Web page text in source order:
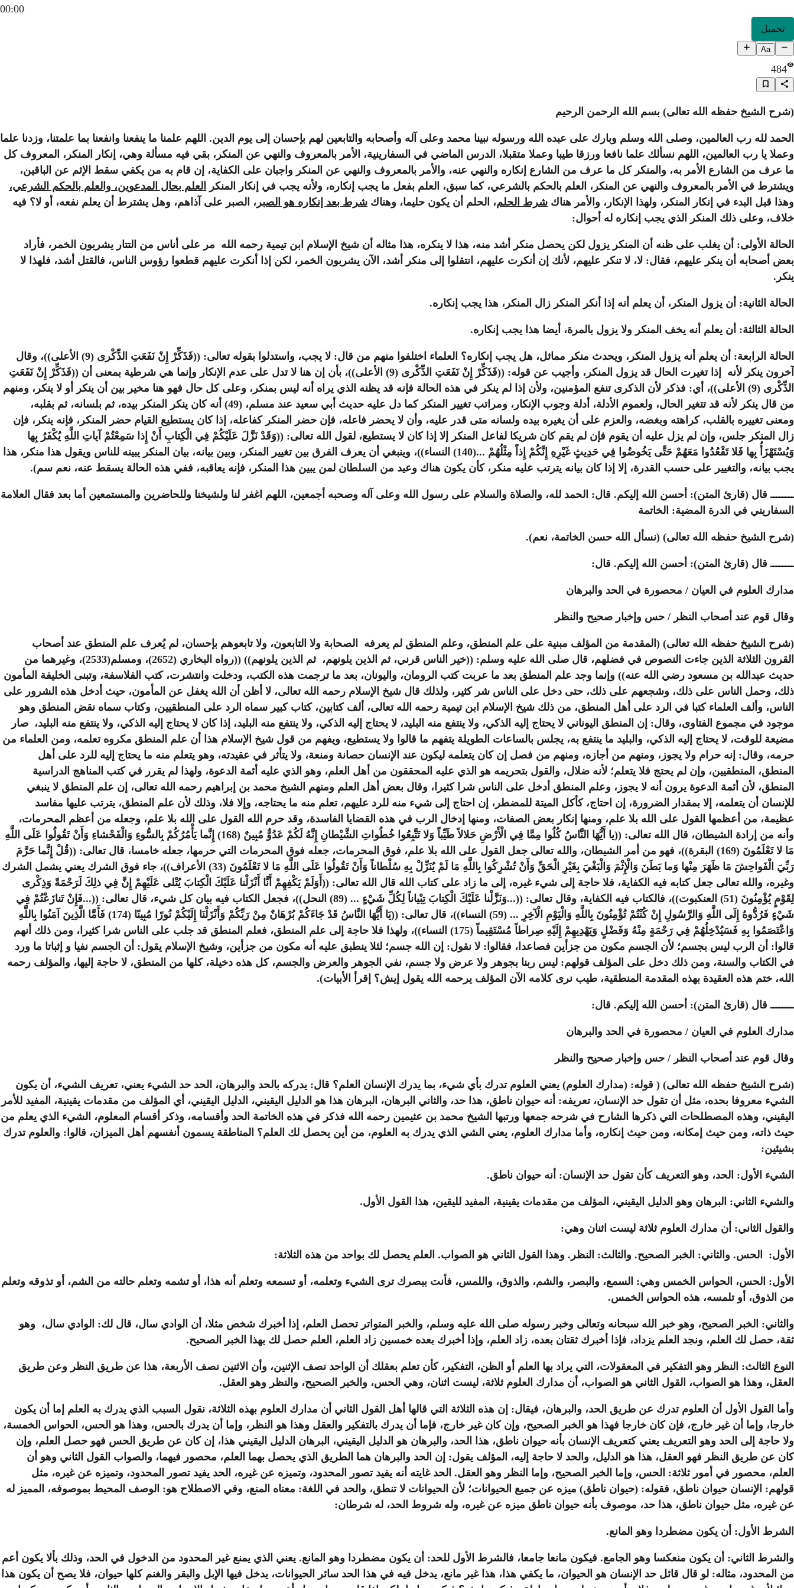
00:00
تحميل
Aa
484
(شرح الشيخ حفظه الله تعالى) بسم الله الرحمن الرحيم
الحمد لله رب العالمين، وصلى الله وسلم وبارك على عبده الله ورسوله نبينا محمد وعلى آله وأصحابه والتابعين لهم بإحسان إلى يوم الدين. اللهم علمنا ما ينفعنا وانفعنا بما علمتنا، وزدنا علما
وعملا يا رب العالمين، اللهم نسألك علما نافعا ورزقا طيبا وعملا متقبلا، الدرس الماضي في السفارينية، الأمر بالمعروف والنهي عن المنكر، بقي فيه مسألة وهي، إنكار المنكر، المعروف كل
ما عرف من الشارع الأمر به، والمنكر كل ما عرف من الشارع إنكاره والنهي عنه، والأمر بالمعروف والنهي عن المنكر واجبان على الكفاية، إن قام به من يكفي سقط الإثم عن الباقين،
ويشترط في الأمر بالمعروف والنهي عن المنكر، العلم بالحكم بالشرعي، كما سبق، العلم بفعل ما يجب إنكاره، ولأنه يجب في إنكار المنكر
العلم بحال المدعوين، والعلم بالحكم الشرعي،
وهذا قبل البدء في إنكار المنكر، ولهذا الإنكار، والأمر هناك شرط الحلم، الحلم أن يكون حليما، وهناك شرط بعد إنكاره هو الصبر ، الصبر على آذاهم، وهل يشترط أن يعلم نفعه، أو لا؟ فيه
خلاف، وعلى ذلك المنكر الذي يجب إنكاره له أحوال:
الحالة الأولى: أن يغلب على ظنه أن المنكر يزول لكن يحصل منكر أشد منه، هذا لا ينكره، هذا مثاله أن شيخ الإسلام ابن تيمية رحمه الله مر على أناس من التتار يشربون الخمر، فأراد
بعض أصحابه أن ينكر عليهم، فقال: لا، لا تنكر عليهم، لأنك إن أنكرت عليهم، انتقلوا إلى منكر أشد، الآن يشربون الخمر، لكن إذا أنكرت عليهم قطعوا رؤوس الناس، فالقتل أشد، فلهذا لا
ينكر.
الحالة الثانية: أن يزول المنكر، أن يعلم أنه إذا أنكر المنكر زال المنكر، هذا يجب إنكاره.
الحالة الثالثة: أن يعلم أنه يخف المنكر ولا يزول بالمرة، أيضا هذا يجب إنكاره.
الحالة الرابعة: أن يعلم أنه يزول المنكر، ويحدث منكر مماثل، هل يجب إنكاره؟ العلماء اختلفوا منهم من قال: لا يجب، واستدلوا بقوله تعالى: ((فَذَكِّرْ إِنْ نَفَعَتِ الذِّكْرى (9) الأعلى))، وقال
آخرون ينكر لأنه
إذا تغيرت الحال قد يزول المنكر، وأجيب عن قوله: ((فَذَكِّرْ إِنْ نَفَعَتِ الذِّكْرى (9) الأعلى))، بأن إن هنا لا تدل على عدم الإنكار وإنما هي شرطية بمعنى أن ((فَذَكِّرْ إِنْ نَفَعَتِ
الذِّكْرى (9) الأعلى))، أي: فذكر لأن الذكرى تنفع المؤمنين، ولأن إذا لم ينكر في هذه الحالة فإنه قد يظنه الذي يراه أنه ليس بمنكر، وعلى كل حال فهو هنا مخير بين أن ينكر أو لا ينكر، ومنهم
من قال ينكر لأنه قد تتغير الحال، ولعموم الأدلة، أدلة وجوب الإنكار، ومراتب تغيير المنكر كما دل عليه حديث أبي سعيد عند مسلم، (49) أنه كان ينكر المنكر بيده، ثم بلسانه، ثم بقلبه،
ومعنى تغييره بالقلب، كراهته وبغضه، والعزم على أن يغيره بيده ولسانه متى قدر عليه، وأن لا يحضر فاعله، فإن حضر المنكر كفاعله، إذا كان يستطيع القيام حضر المنكر، فإنه ينكر، فإن
زال المنكر جلس، وإن لم يزل عليه أن يقوم فإن لم يقم كان شريكا لفاعل المنكر إلا إذا كان لا يستطيع، لقول الله تعالى: ((وَقَدْ نَزَّلَ عَلَيْكُمْ فِي الْكِتابِ أَنْ إِذا سَمِعْتُمْ آياتِ اللَّهِ يُكْفَرُ بِها
وَيُسْتَهْزَأُ بِها فَلا تَقْعُدُوا مَعَهُمْ حَتَّى يَخُوضُوا فِي حَدِيثٍ غَيْرِهِ إِنَّكُمْ إِذاً مِثْلُهُمْ ...(140) النساء))، وينبغي أن يعرف الفرق بين تغيير المنكر، وبين بيانه، بيان المنكر يبينه للناس ويقول هذا منكر، هذا
يجب بيانه، والتغيير على حسب القدرة، إلا إذا كان بيانه يترتب عليه منكر، كأن يكون هناك وعيد من السلطان لمن يبين هذا المنكر، فإنه يعاقبه، ففي هذه الحالة يسقط عنه، نعم سم).
ــــــــ قال (قارئ المتن): أحسن الله إليكم. قال: الحمد لله، والصلاة والسلام على رسول الله وعلى آله وصحبه أجمعين، اللهم اغفر لنا ولشيخنا وللحاضرين والمستمعين أما بعد فقال العلامة
السفاريني في الدرة المضية: الخاتمة
(شرح الشيخ حفظه الله تعالى) (نسأل الله حسن الخاتمة، نعم).
ــــــــ قال (قارئ المتن): أحسن الله إليكم. قال:
مدارك العلوم في العيان / محصورة في الحد والبرهان
وقال قوم عند أصحاب النظر / حس وإخبار صحيح والنظر
(شرح الشيخ حفظه الله تعالى) (المقدمة من المؤلف مبنية على علم المنطق، وعلم المنطق لم يعرفه الصحابة ولا التابعون، ولا تابعوهم بإحسان، لم يُعرف علم المنطق عند أصحاب
القرون الثلاثة الذين جاءت النصوص في فضلهم، قال صلى الله عليه وسلم: ((خير الناس قرني، ثم الذين يلونهم، ثم الذين يلونهم)) ((رواه البخاري (2652)، ومسلم(2533)، وغيرهما من
حديث عبدالله بن مسعود رضي الله عنه)) وإنما وجد علم المنطق بعد ما عربت كتب الرومان، واليونان، بعد ما ترجمت هذه الكتب، ودخلت وانتشرت، كتب الفلاسفة، وتبنى الخليفة المأمون
ذلك، وحمل الناس على ذلك، وشجعهم على ذلك، حتى دخل على الناس شر كثير، ولذلك قال شيخ الإسلام رحمه الله تعالى، لا أظن أن الله يغفل عن المأمون، حيث أدخل هذه الشرور على
الناس، وألف العلماء كتبا في الرد على أهل المنطق، من ذلك شيخ الإسلام ابن تيمية رحمه الله تعالى، ألف كتابين، كتاب كبير سماه الرد على المنطقيين، وكتاب سماه نقض المنطق وهو
موجود في مجموع الفتاوى، وقال: إن المنطق اليوناني لا يحتاج إليه الذكي، ولا ينتفع منه البليد، لا يحتاج إليه الذكي، ولا ينتفع منه البليد، إذا كان لا يحتاج إليه الذكي، ولا ينتفع منه البليد، صار
مضيعة للوقت، لا يحتاج إليه الذكي، والبليد ما ينتفع به، يجلس بالساعات الطويلة يتفهم ما قالوا ولا يستطيع، ويفهم من قول شيخ الإسلام هذا أن علم المنطق مكروه تعلمه، ومن العلماء من
حرمه، وقال: إنه حرام ولا يجوز، ومنهم من أجازه، ومنهم من فصل إن كان يتعلمه ليكون عند الإنسان حصانة ومنعة، ولا يتأثر في عقيدته، وهو يتعلم منه ما يحتاج إليه للرد على أهل
المنطق، المنطقيين، وإن لم يحتج فلا يتعلم؛ لأنه ضلال، والقول بتحريمه هو الذي عليه المحققون من أهل العلم، وهو الذي عليه أئمة الدعوة، ولهذا لم يقرر في كتب المناهج الدراسية
المنطق، لأن أئمة الدعوة يرون أنه لا يجوز، وعلم المنطق أدخل على الناس شرا كثيرا، وقال بعض أهل العلم ومنهم الشيخ محمد بن إبراهيم رحمه الله تعالى، إن علم المنطق لا ينبغي
للإنسان أن يتعلمه، إلا بمقدار الضرورة، إن احتاج، كأكل الميتة للمضطر، إن احتاج إلى شيء منه للرد عليهم، تعلم منه ما يحتاجه، وإلا فلا، وذلك لأن علم المنطق، يترتب عليها مفاسد
عظيمة، من أعظمها القول على الله بلا علم، ومنها إنكار بعض الصفات، ومنها إدخال الرب في هذه القضايا الفاسدة، وقد حرم الله القول على الله بلا علم، وجعله من أعظم المحرمات،
وأنه من إرادة الشيطان، قال الله تعالى: ((يا أَيُّهَا النَّاسُ كُلُوا مِمَّا فِي الْأَرْضِ حَلالاً طَيِّباً وَلا تَتَّبِعُوا خُطُواتِ الشَّيْطانِ إِنَّهُ لَكُمْ عَدُوٌّ مُبِينٌ (168) إِنَّما يَأْمُرُكُمْ بِالسُّوءِ وَالْفَحْشاءِ وَأَنْ تَقُولُوا عَلَى اللَّهِ
مَا لا تَعْلَمُونَ (169) البقرة))، فهو من أمر الشيطان، والله تعالى جعل القول على الله بلا علم، فوق المحرمات، جعله فوق المحرمات التي حرمها، جعله خامسا، قال تعالى: ((قُلْ إِنَّما حَرَّمَ
رَبِّيَ الْفَواحِشَ مَا ظَهَرَ مِنْها وَما بَطَنَ وَالْإِثْمَ وَالْبَغْيَ بِغَيْرِ الْحَقِّ وَأَنْ تُشْرِكُوا بِاللَّهِ مَا لَمْ يُنَزِّلْ بِهِ سُلْطاناً وَأَنْ تَقُولُوا عَلَى اللَّهِ مَا لا تَعْلَمُونَ (33) الأعراف))، جاء فوق الشرك يعني يشمل الشرك
وغيره، والله تعالى جعل كتابه فيه الكفاية، فلا حاجة إلى شيء غيره، إلى ما زاد على كتاب الله قال الله تعالى: ((أَوَلَمْ يَكْفِهِمْ أَنَّا أَنْزَلْنا عَلَيْكَ الْكِتابَ يُتْلى عَلَيْهِمْ إِنَّ فِي ذلِكَ لَرَحْمَةً وَذِكْرى
لِقَوْمٍ يُؤْمِنُونَ (51) العنكبوت))، فالكتاب فيه الكفاية، وقال تعالى: ((...وَنَزَّلْنا عَلَيْكَ الْكِتابَ تِبْياناً لِكُلِّ شَيْءٍ ... (89) النحل))، فجعل الكتاب فيه بيان كل شيء، قال تعالى: ((...فَإِنْ تَنازَعْتُمْ فِي
شَيْءٍ فَرُدُّوهُ إِلَى اللَّهِ وَالرَّسُولِ إِنْ كُنْتُمْ تُؤْمِنُونَ بِاللَّهِ وَالْيَوْمِ الْآخِرِ ... (59) النساء))، قال تعالى: ((يَا أَيُّهَا النَّاسُ قَدْ جَاءَكُمْ بُرْهَانٌ مِنْ رَبِّكُمْ وَأَنْزَلْنَا إِلَيْكُمْ نُورًا مُبِينًا (174)
فَأَمَّا الَّذِينَ آمَنُوا بِاللَّهِ
وَاعْتَصَمُوا بِهِ فَسَيُدْخِلُهُمْ فِي رَحْمَةٍ مِنْهُ وَفَضْلٍ وَيَهْدِيهِمْ إِلَيْهِ صِراطاً مُسْتَقِيماً (175) النساء))، ولهذا فلا حاجة إلى علم المنطق، فعلم المنطق قد جلب على الناس شرا كثيرا، ومن ذلك أنهم
قالوا: أن الرب ليس بجسم؛ لأن الجسم مكون من جزأين فصاعدا، فقالوا: لا نقول: إن الله جسم؛ لئلا ينطبق عليه أنه مكون من جزأين، وشيخ الإسلام يقول: أن الجسم نفيا و إثباتا ما ورد
في الكتاب والسنة، ومن ذلك دخل على المؤلف قولهم: ليس ربنا بجوهر ولا عرض ولا جسم، نفي الجوهر والعرض والجسم، كل هذه دخيلة، كلها من المنطق، لا حاجة إليها، والمؤلف رحمه
الله، ختم هذه العقيدة بهذه المقدمة المنطقية، طيب نرى كلامه الآن المؤلف يرحمه الله يقول إيش؟ إقرأ الأبيات).
ــــــــ قال (قارئ المتن): أحسن الله إليكم. قال:
مدارك العلوم في العيان / محصورة في الحد والبرهان
وقال قوم عند أصحاب النظر / حس وإخبار صحيح والنظر
(شرح الشيخ حفظه الله تعالى) ( قوله: (مدارك العلوم) يعني العلوم تدرك بأي شيء، بما يدرك الإنسان العلم؟ قال: يدركه بالحد والبرهان، الحد حد الشيء يعني، تعريف الشيء، أن يكون
الشيء معروفا بحده، مثل أن تقول حد الإنسان، تعريفه: أنه حيوان ناطق، هذا حد، والثاني البرهان، البرهان هذا هو الدليل اليقيني، الدليل اليقيني، أي المؤلف من مقدمات يقينية، المفيد للأمر
اليقيني، وهذه المصطلحات التي ذكرها الشارح في شرحه جمعها ورتبها الشيخ محمد بن عثيمين رحمه الله فذكر في هذه الخاتمة الحد وأقسامه، وذكر أقسام المعلوم، الشيء الذي يعلم من
حيث ذاته، ومن حيث إمكانه، ومن حيث إنكاره، وأما مدارك العلوم، يعني الشي الذي يدرك به العلوم، من أين يحصل لك العلم؟ المناطقة يسمون أنفسهم أهل الميزان، قالوا: والعلوم تدرك
بشيئين:
الشيء الأول: الحد، وهو التعريف كأن تقول حد الإنسان: أنه حيوان ناطق.
والشيء الثاني: البرهان وهو الدليل اليقيني، المؤلف من مقدمات يقينية، المفيد لليقين، هذا القول الأول.
والقول الثاني: أن مدارك العلوم ثلاثة ليست اثنان وهي:
الأول: الحس. والثاني: الخبر الصحيح. والثالث: النظر. وهذا القول الثاني هو الصواب. العلم يحصل لك بواحد من هذه الثلاثة:
الأول: الحس، الحواس الخمس وهي: السمع، والبصر، والشم، والذوق، واللمس، فأنت ببصرك ترى الشيء وتعلمه، أو تسمعه وتعلم أنه هذا، أو تشمه وتعلم حالته من الشم، أو تذوقه وتعلم
من الذوق، أو تلمسه، هذه الحواس الخمس.
والثاني: الخبر الصحيح، وهو خبر الله سبحانه وتعالى وخبر رسوله صلى الله عليه وسلم، والخبر المتواتر تحصل العلم، إذا أخبرك شخص مثلا، أن الوادي سال، قال لك: الوادي سال، وهو
ثقة، حصل لك العلم، ونجد العلم يزداد، فإذا أخبرك ثقتان بعده، زاد العلم، وإذا أخبرك بعده خمسين زاد العلم، العلم حصل لك بهذا الخبر الصحيح.
النوع الثالث: النظر وهو التفكير في المعقولات، التي يراد بها العلم أو الظن، التفكير، كأن تعلم بعقلك أن الواحد نصف الإثنين، وأن الاثنين نصف الأربعة، هذا عن طريق النظر وعن طريق
العقل، وهذا هو الصواب، القول الثاني هو الصواب، أن مدارك العلوم ثلاثة، ليست اثنان، وهي الحس، والخبر الصحيح، والنظر وهو العقل.
وأما القول الأول أن العلوم تدرك عن طريق الحد، والبرهان، فيقال: إن هذه الثلاثة التي قالها أهل القول الثاني أن مدارك العلوم بهذه الثلاثة، نقول السبب الذي يدرك به العلم إما أن يكون
خارجا، وإما أن غير خارج، فإن كان خارجا فهذا هو الخبر الصحيح، وإن كان غير خارج، فإما أن يدرك بالتفكير والعقل وهذا هو النظر، وإما أن يدرك بالحس، وهذا هو الحس، الحواس الخمسة،
ولا حاجة إلى الحد وهو التعريف يعني كتعريف الإنسان بأنه حيوان ناطق، هذا الحد، والبرهان هو الدليل اليقيني، البرهان الدليل اليقيني هذا، إن كان عن طريق الحس فهو حصل العلم، وإن
كان عن طريق النظر فهو العقل، هذا هو الدليل، والحد لا حاجة إليه، المؤلف يقول: إن الحد والبرهان هما الطريق الذي يحصل بهما العلم، محصور فيهما، والصواب القول الثاني وهو أن
العلم، محصور في أمور ثلاثة: الحس، وإما الخبر الصحيح، وإما النظر وهو العقل. الحد غايته أنه يفيد تصور المحدود، وتميزه عن غيره، الحد يفيد تصور المحدود، وتميزه عن غيره، مثل
قولهم: الإنسان حيوان ناطق، فقوله: (حيوان ناطق) ميزه عن جميع الحيوانات؛ لأن الحيوانات لا تنطق، والحد في اللغة: معناه المنع، وفي الاصطلاح هو: الوصف المحيط بموصوفه، المميز له
عن غيره، مثل حيوان ناطق، هذا حد، موصوف بأنه حيوان ناطق ميزه عن غيره، وله شروط الحد، له شرطان:
الشرط الأول: أن يكون مضطردا وهو المانع.
والشرط الثاني: أن يكون منعكسا وهو الجامع. فيكون مانعا جامعا، فالشرط الأول للحد: أن يكون مضطردا وهو المانع. يعني الذي يمنع غير المحدود من الدخول في الحد، وذلك بألا يكون أعم
من المحدود، مثاله: لو قال قائل حد الإنسان هو الحيوان، ما يكفي هذا، هذا غير مانع، يدخل فيه في هذا الحد سائر الحيوانات، يدخل فيها الإبل والبقر والغنم كلها حيوان، فلا يصح أن يكون هذا